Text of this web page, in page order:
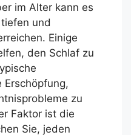
im Alter kann es
und
Einige
den Schlaf zu
zu
Faktor ist die
Sie, jeden